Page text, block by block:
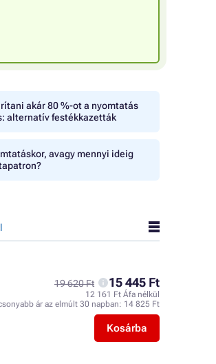
akár 80 %-ot a nyomtatás
alternatív festékkazetták
avagy mennyi ideig
19 620 Ft 15 445 Ft
12 161 Ft Áfa nélkül
ár az elmúlt 30 napban: 14 825 Ft
Kosárba